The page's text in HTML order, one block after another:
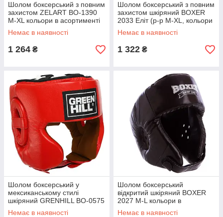
Шолом боксерський з повним
захистом ZELART BO-1390
M-XL кольори в асортименті
Немає в наявності
1 264 ₴
Шолом боксерський з повним
захистом шкіряний BOXER
2033 Еліт (р-р М-XL, кольори
в асортименті)
Немає в наявності
1 322 ₴
Шолом боксерський у
мексиканському стилі
шкіряний GRENHILL BO-0575
М-XL кольори в асортименті
Немає в наявності
Шолом боксерський
відкритий шкіряний BOXER
2027 M-L кольори в
асортименті
Немає в наявності